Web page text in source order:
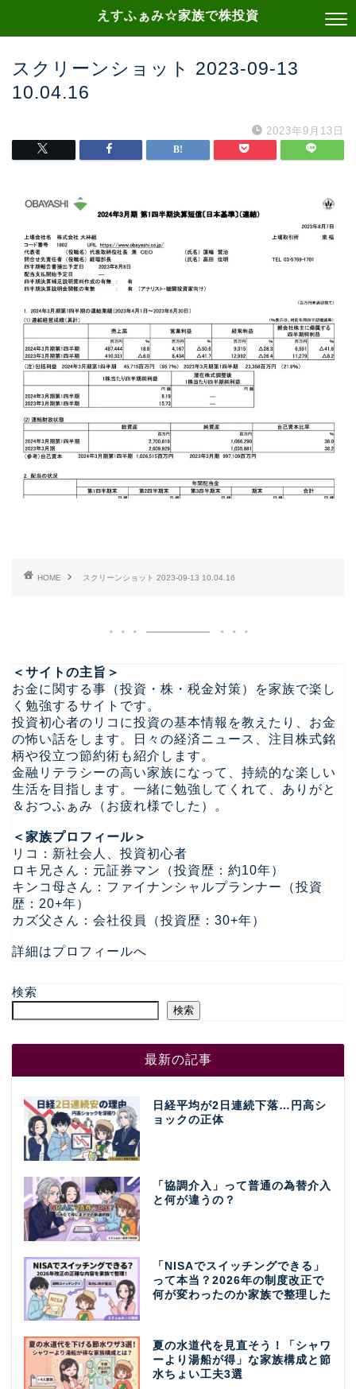
えすふぁみ☆家族で株投資
スクリーンショット 2023-09-13
10.04.16
2023年9月13日
HOME スクリーンショット 2023-09-13 10.04.16
＜サイトの主旨＞
お金に関する事（投資・株・税金対策）を家族で楽し
く勉強するサイトです。
投資初心者のリコに投資の基本情報を教えたり、お金
の怖い話をします。日々の経済ニュース、注目株式銘
柄や役立つ節約術も紹介します。
金融リテラシーの高い家族になって、持続的な楽しい
生活を目指します。一緒に勉強してくれて、ありがと
＆おつふぁみ（お疲れ様でした）。
＜家族プロフィール＞
リコ：新社会人、投資初心者
ロキ兄さん：元証券マン（投資歴：約10年）
キンコ母さん：ファイナンシャルプランナー（投資
歴：20+年）
カズ父さん：会社役員（投資歴：30+年）
詳細はプロフィールへ
検索
検索
最新の記事
日経平均が2日連続下落…円高シ
ョックの正体
「協調介入」って普通の為替介入
と何が違うの？
「NISAでスイッチングできる」
って本当？2026年の制度改正で
何が変わったのか家族で整理した
夏の水道代を見直そう！「シャワ
ーより湯船が得」な家族構成と節
水ちょい工夫3選